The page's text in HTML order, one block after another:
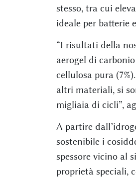
stesso, tra cui
ideale per batterie
“I risultati della
aerogel di
cellulosa pura
altri materiali, si
migliaia di cicli”,
A partire
sostenibile i
spessore vicino al
proprietà speciali,